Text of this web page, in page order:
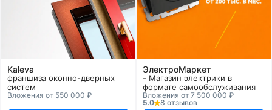
Kaleva
франшиза оконно-дверных
систем
Вложения от 550 000 ₽
ЭлектроМаркет
- Магазин электрики в
формате самообслуживания
Вложения от 7 500 000 ₽
5.0
8 отзывов